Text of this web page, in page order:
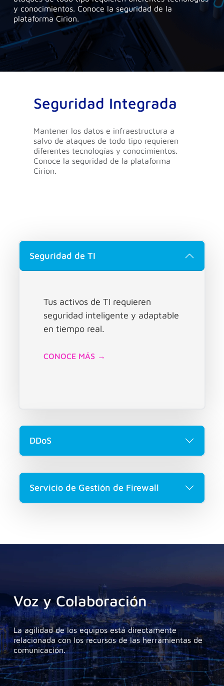
y conocimientos. Conoce la seguridad de la
plataforma Cirion.
Seguridad Integrada
Mantener los datos e infraestructura a
salvo de ataques de todo tipo requieren
diferentes tecnologías y conocimientos.
Conoce la seguridad de la plataforma
Cirion.
Seguridad de TI
Tus activos de TI requieren
seguridad inteligente y adaptable
en tiempo real.
CONOCE MÁS →
DDoS
Servicio de Gestión de Firewall
Voz y Colaboración
La agilidad de los equipos está directamente
relacionada con los recursos de las herramientas de
comunicación.